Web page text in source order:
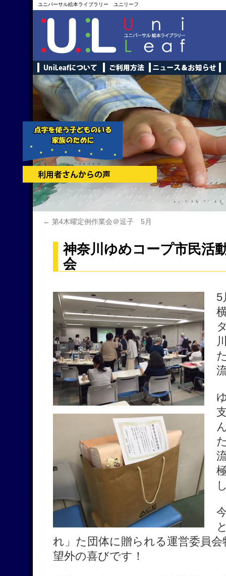
ユニバーサル絵本ライブラリー ユニリーフ
← 第4木曜定例作業会＠逗子 5月
神奈川ゆめコープ市民活
会
5
れ」た団体に贈られる運営委員
望外の喜びです！